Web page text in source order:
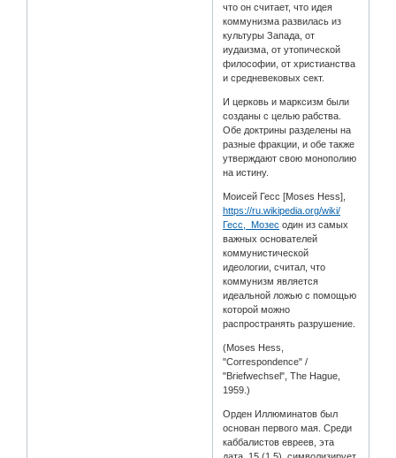
что он считает, что идея
коммунизма развилась из
культуры Запада, от
иудаизма, от утопической
философии, от христианства
и средневековых сект.
И церковь и марксизм были
созданы с целью рабства.
Обе доктрины разделены на
разные фракции, и обе также
утверждают свою монополию
на истину.
Моисей Гесс [Moses Hess],
https://ru.wikipedia.org/wiki/
Гесс,_Мозес один из самых
важных основателей
коммунистической
идеологии, считал, что
коммунизм является
идеальной ложью с помощью
которой можно
распространять разрушение.
(Moses Hess,
"Correspondence" /
"Briefwechsel", The Hague,
1959.)
Орден Иллюминатов был
основан первого мая. Среди
каббалистов евреев, эта